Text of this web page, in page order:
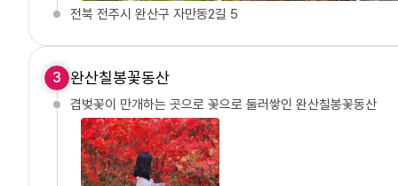
전북 전주시 완산구 자만동2길 5
3 완산칠봉꽃동산
겹벚꽃이 만개하는 곳으로 꽃으로 둘러쌓인 완산칠봉꽃동산